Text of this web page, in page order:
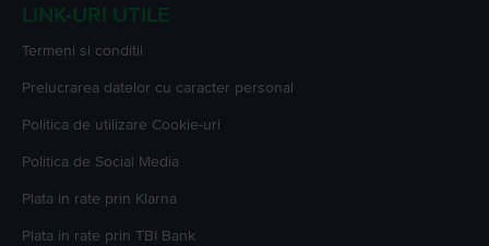
LINK-URI UTILE
Termeni si conditii
Prelucrarea datelor cu caracter personal
Politica de utilizare Cookie-uri
Politica de Social Media
Plata in rate prin Klarna
Plata in rate prin TBI Bank